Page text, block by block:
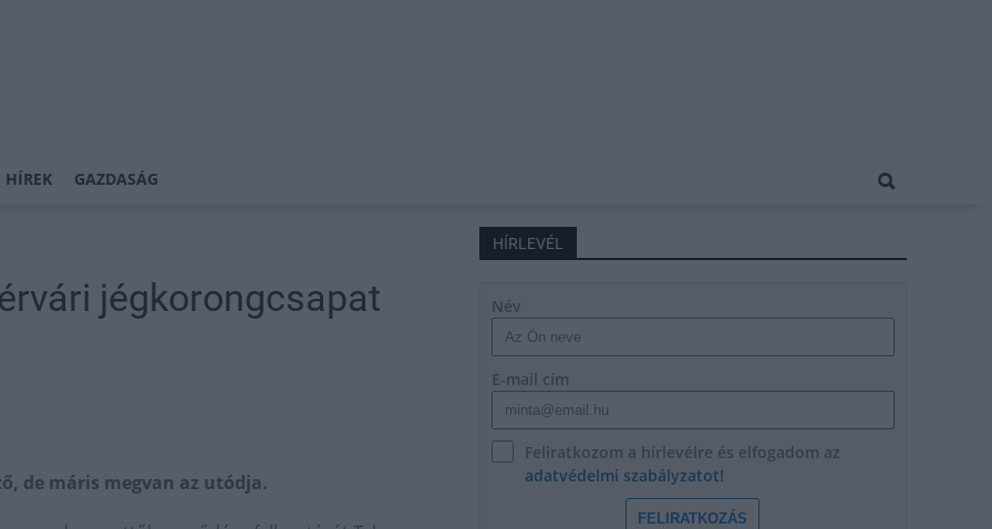
HÍREK GAZDASÁG
jégkorongcsapat
de máris megvan az utódja.
HÍRLEVÉL
Név
E-mail cím
Feliratkozom a hírlevélre és elfogadom az
adatvédelmi szabályzatot!
FELIRATKOZÁS